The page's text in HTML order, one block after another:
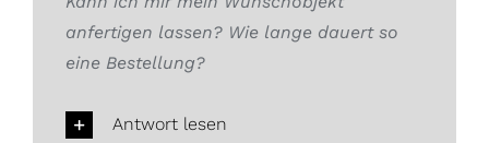
anfertigen lassen? Wie lange dauert so
eine Bestellung?
Antwort lesen